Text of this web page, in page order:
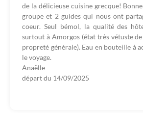
de la délicieuse cuisine grecque!
groupe et 2 guides qui nous ont
coeur. Seul bémol, la qualité des
surtout à Amorgos (état très vétuste
propreté générale). Eau en bouteille à
le voyage.
Anaëlle
départ du 14/09/2025